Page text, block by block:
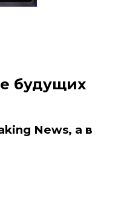
будущих
News, а в